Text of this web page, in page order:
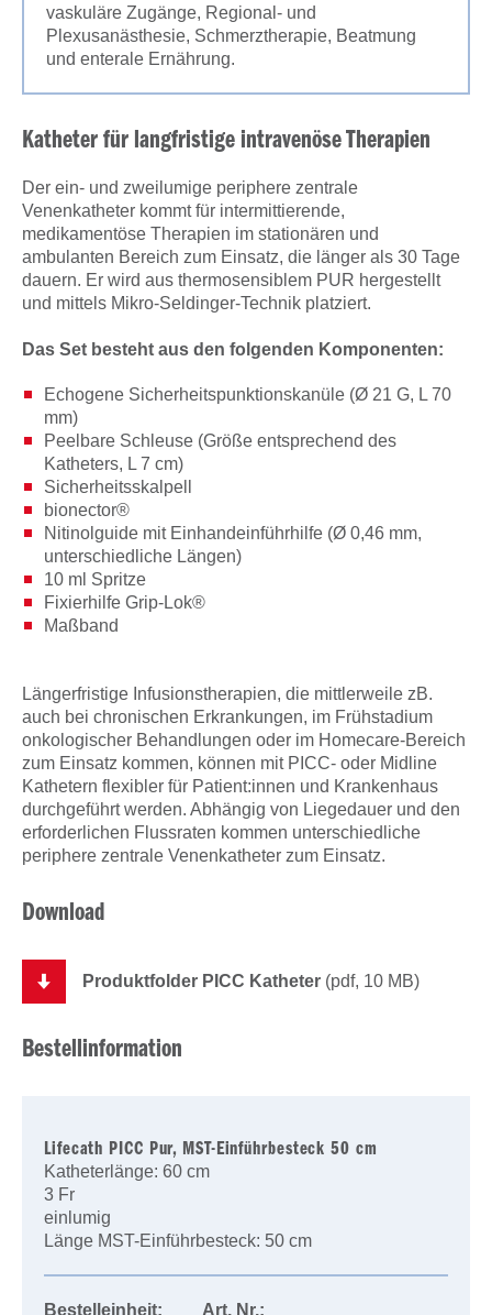
vaskuläre Zugänge, Regional- und
Plexusanästhesie, Schmerztherapie, Beatmung
und enterale Ernährung.
Katheter für langfristige intravenöse Therapien
Der ein- und zweilumige periphere zentrale
Venenkatheter kommt für intermittierende,
medikamentöse Therapien im stationären und
ambulanten Bereich zum Einsatz, die länger als 30 Tage
dauern. Er wird aus thermosensiblem PUR hergestellt
und mittels Mikro-Seldinger-Technik platziert.
Das Set besteht aus den folgenden Komponenten:
Echogene Sicherheitspunktionskanüle (Ø 21 G, L 70
mm)
Peelbare Schleuse (Größe entsprechend des
Katheters, L 7 cm)
Sicherheitsskalpell
bionector®
Nitinolguide mit Einhandeinführhilfe (Ø 0,46 mm,
unterschiedliche Längen)
10 ml Spritze
Fixierhilfe Grip-Lok®
Maßband
Längerfristige Infusionstherapien, die mittlerweile zB.
auch bei chronischen Erkrankungen, im Frühstadium
onkologischer Behandlungen oder im Homecare-Bereich
zum Einsatz kommen, können mit PICC- oder Midline
Kathetern flexibler für Patient:innen und Krankenhaus
durchgeführt werden. Abhängig von Liegedauer und den
erforderlichen Flussraten kommen unterschiedliche
periphere zentrale Venenkatheter zum Einsatz.
Download
Produktfolder PICC Katheter (pdf, 10 MB)
Bestellinformation
Lifecath PICC Pur, MST-Einführbesteck 50 cm
Katheterlänge: 60 cm
3 Fr
einlumig
Länge MST-Einführbesteck: 50 cm
Bestelleinheit: Art. Nr.: